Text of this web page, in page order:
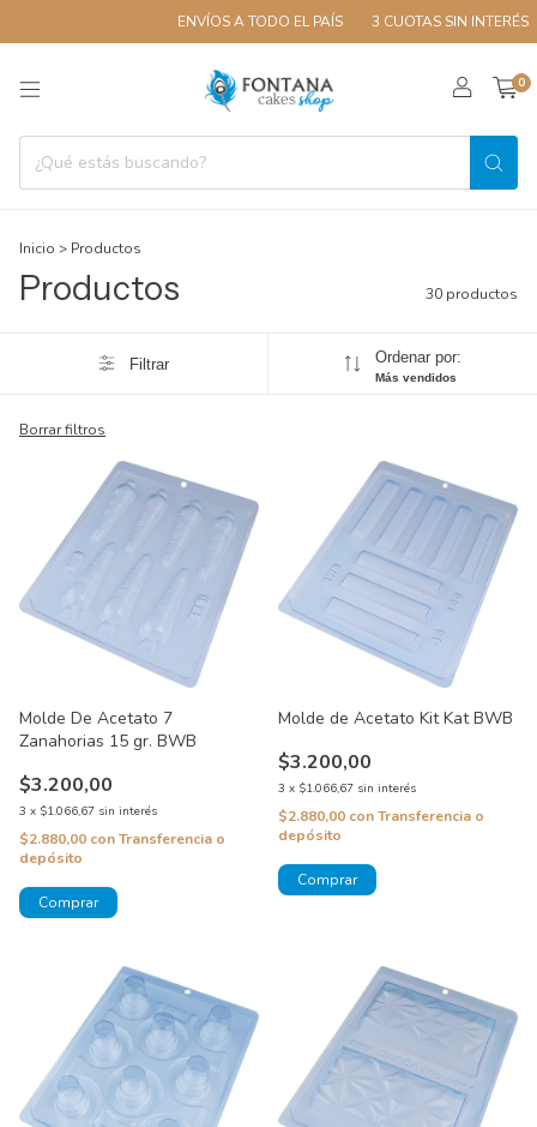
ENVÍOS A TODO EL PAÍS 3 CUOTAS SIN INTERÉS 10%
0
Inicio > Productos
Productos 30 productos
Filtrar Ordenar por:
Más vendidos
Borrar filtros
Molde De Acetato 7
Zanahorias 15 gr. BWB
$3.200,00
3 x $1.066,67 sin interés
$2.880,00 conTransferencia o
depósito
Molde de Acetato Kit Kat BWB
$3.200,00
3 x $1.066,67 sin interés
$2.880,00 conTransferencia o
depósito